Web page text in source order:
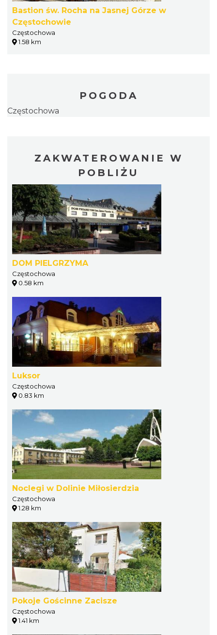
Bastion św. Rocha na Jasnej Górze w
Częstochowie
Częstochowa
1.58 km
POGODA
Częstochowa
ZAKWATEROWANIE W
POBLIŻU
DOM PIELGRZYMA
Częstochowa
0.58 km
Luksor
Częstochowa
0.83 km
Noclegi w Dolinie Miłosierdzia
Częstochowa
1.28 km
Pokoje Gościnne Zacisze
Częstochowa
1.41 km